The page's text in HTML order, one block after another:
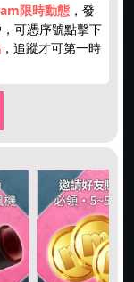
限時動態 ，發
可憑序號點擊下
，追蹤才可第一時